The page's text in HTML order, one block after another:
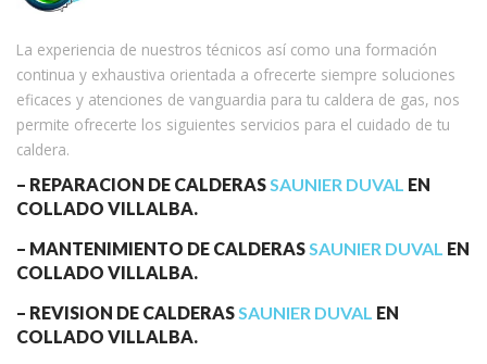
La experiencia de nuestros técnicos así como una formación
continua y exhaustiva orientada a ofrecerte siempre soluciones
eficaces y atenciones de vanguardia para tu caldera de gas, nos
permite ofrecerte los siguientes servicios para el cuidado de tu
caldera.
– REPARACION DE CALDERAS SAUNIER DUVAL EN
COLLADO VILLALBA.
– MANTENIMIENTO DE CALDERAS SAUNIER DUVAL EN
COLLADO VILLALBA.
– REVISION DE CALDERAS SAUNIER DUVAL EN
COLLADO VILLALBA.